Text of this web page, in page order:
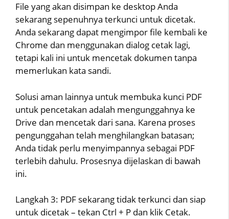
File yang akan disimpan ke desktop Anda
sekarang sepenuhnya terkunci untuk dicetak.
Anda sekarang dapat mengimpor file kembali ke
Chrome dan menggunakan dialog cetak lagi,
tetapi kali ini untuk mencetak dokumen tanpa
memerlukan kata sandi.
Solusi aman lainnya untuk membuka kunci PDF
untuk pencetakan adalah mengunggahnya ke
Drive dan mencetak dari sana. Karena proses
pengunggahan telah menghilangkan batasan;
Anda tidak perlu menyimpannya sebagai PDF
terlebih dahulu. Prosesnya dijelaskan di bawah
ini.
Langkah 3: PDF sekarang tidak terkunci dan siap
untuk dicetak – tekan Ctrl + P dan klik Cetak.